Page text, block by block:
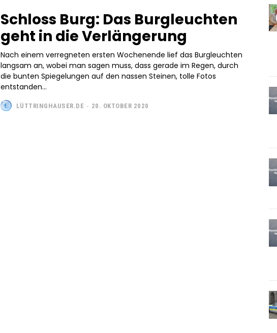
Schloss Burg: Das Burgleuchten
geht in die Verlängerung
Nach einem verregneten ersten Wochenende lief das Burgleuchten
langsam an, wobei man sagen muss, dass gerade im Regen, durch
die bunten Spiegelungen auf den nassen Steinen, tolle Fotos
entstanden...
LÜTTRINGHAUSER.DE - 20. OKTOBER 2020